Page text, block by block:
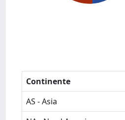
Continente
AS - Asia